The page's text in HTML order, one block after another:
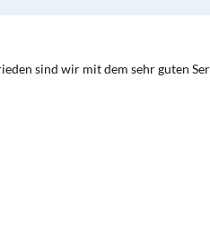
sind wir mit dem sehr guten